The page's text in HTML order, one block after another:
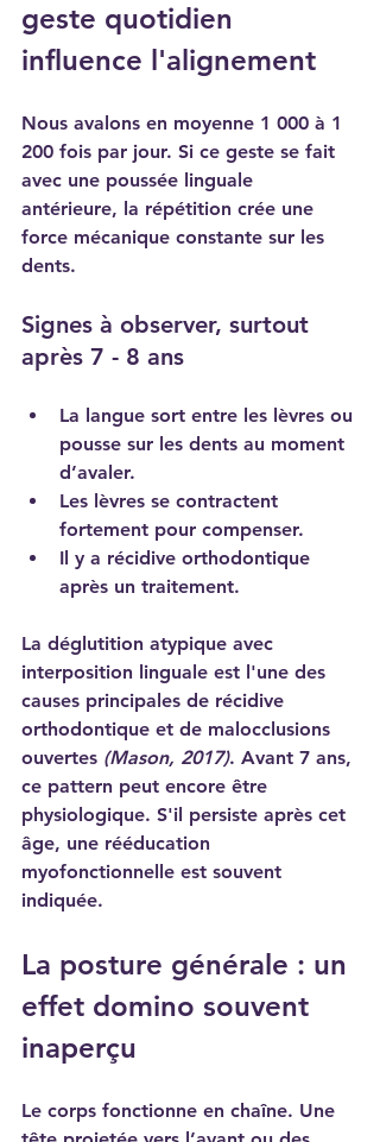
geste quotidien
influence l'alignement
Nous avalons en moyenne 1 000 à 1
200 fois par jour. Si ce geste se fait
avec une poussée linguale
antérieure, la répétition crée une
force mécanique constante sur les
dents.
Signes à observer, surtout
après 7 - 8 ans
La langue sort entre les lèvres ou
pousse sur les dents au moment
d’avaler.
Les lèvres se contractent
fortement pour compenser.
Il y a récidive orthodontique
après un traitement.
La déglutition atypique avec
interposition linguale est l'une des
causes principales de récidive
orthodontique et de malocclusions
ouvertes (Mason, 2017). Avant 7 ans,
ce pattern peut encore être
physiologique. S'il persiste après cet
âge, une rééducation
myofonctionnelle est souvent
indiquée.
La posture générale : un
effet domino souvent
inaperçu
Le corps fonctionne en chaîne. Une